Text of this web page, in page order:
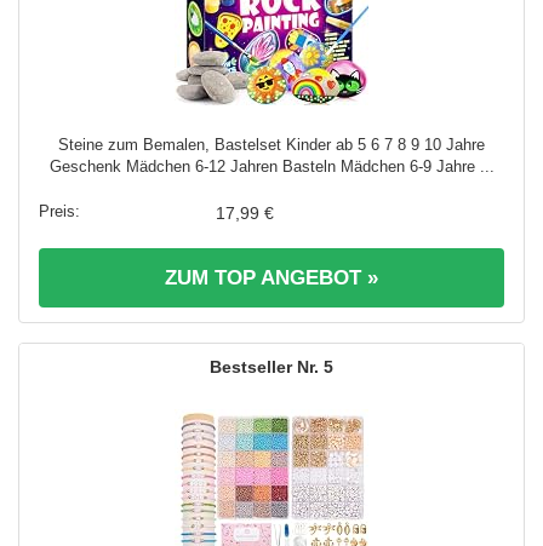
Steine zum Bemalen, Bastelset Kinder ab 5 6 7 8 9 10 Jahre
Geschenk Mädchen 6-12 Jahren Basteln Mädchen 6-9 Jahre ...
17,99 €
ZUM TOP ANGEBOT »
5